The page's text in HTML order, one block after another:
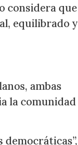
considera
equilibrado
ambas
la comunidad
democráticas”,